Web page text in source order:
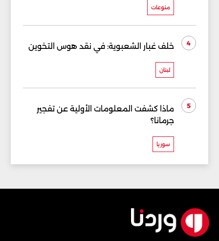
منوعات
4 خلف غبار الشعبوية: في نقد هوس التخوين
لبنان
5
ماذا كشفت المعلومات الأولية عن تفجير
جرمانا؟
سوريا